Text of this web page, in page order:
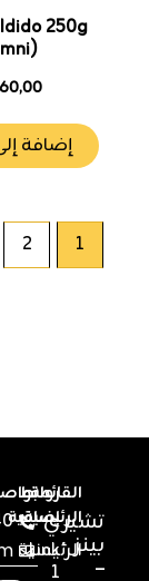
Idido 250g
(Omni)
60,00ر.ق
إضافة إلى
تشيري
القائمة
الرئيسية
الرئيسية
روابط
إضافية
Link
تواصل